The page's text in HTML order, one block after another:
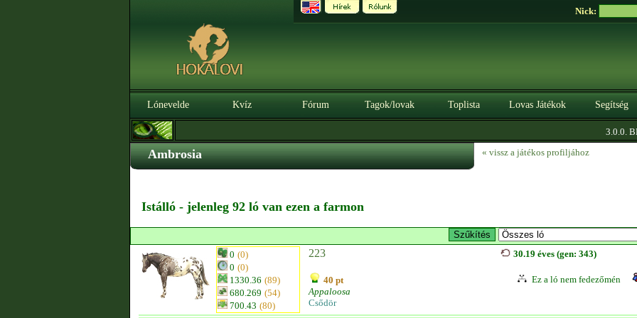
Nick:
Lónevelde Kvíz Fórum Tagok/lovak Toplista Lovas Játékok Segítség
3.0.0.
Ambrosia « vissz a játékos profiljához
Istálló - jelenleg 92 ló van ezen a farmon
0 (0)
0 (0)
1330.36 (89)
680.269 (54)
700.43 (80)
223
40 pt
Appaloosa
Csődör
30.19 éves (gen: 343)
Ez a ló nem fedezőmén